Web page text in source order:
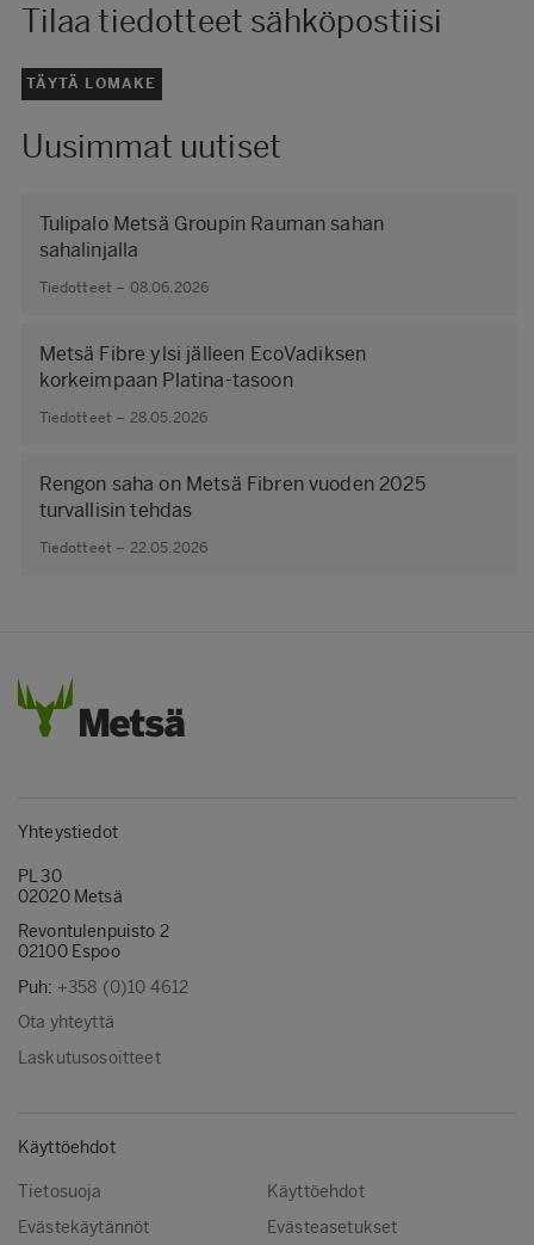
Tilaa tiedotteet sähköpostiisi
TÄYTÄ LOMAKE
Uusimmat uutiset
Tulipalo Metsä Groupin Rauman sahan
sahalinjalla
Tiedotteet – 08.06.2026
Metsä Fibre ylsi jälleen EcoVadiksen
korkeimpaan Platina-tasoon
Tiedotteet – 28.05.2026
Rengon saha on Metsä Fibren vuoden 2025
turvallisin tehdas
Tiedotteet – 22.05.2026
Yhteystiedot
PL 30
02020 Metsä
Revontulenpuisto 2
02100 Espoo
Puh: +358 (0)10 4612
Ota yhteyttä
Laskutusosoitteet
Käyttöehdot
Tietosuoja
Käyttöehdot
Evästekäytännöt
Evästeasetukset